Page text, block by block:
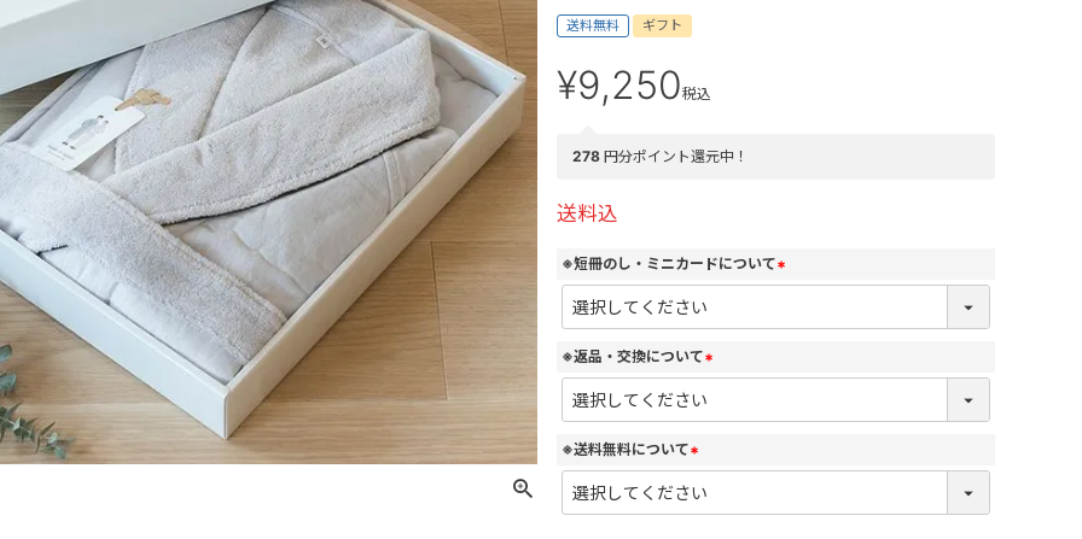
送料無料 ギフト
¥9,250税込
278 円分ポイント還元中！
送料込
※短冊のし・ミニカードについて
(
須
※返品・交換について
(
必
須
※送料無料について
(
必
須